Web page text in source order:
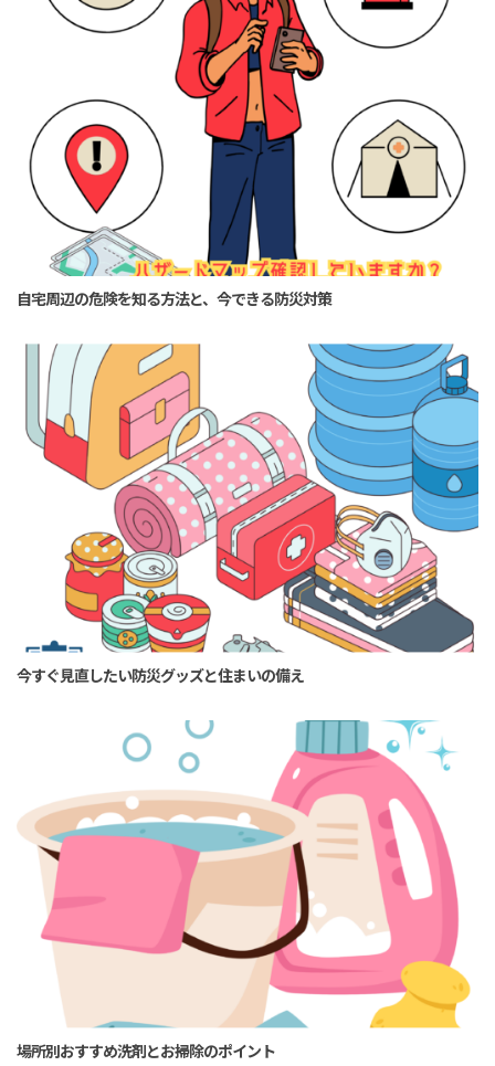
自宅周辺の危険を知る方法と、今できる防災対策
今すぐ見直したい防災グッズと住まいの備え
場所別おすすめ洗剤とお掃除のポイント